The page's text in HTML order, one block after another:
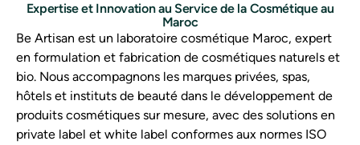
Expertise et Innovation au Service de la Cosmétique au
Maroc
Be Artisan est un laboratoire cosmétique Maroc, expert
en formulation et fabrication de cosmétiques naturels et
bio. Nous accompagnons les marques privées, spas,
hôtels et instituts de beauté dans le développement de
produits cosmétiques sur mesure, avec des solutions en
private label et white label conformes aux normes ISO